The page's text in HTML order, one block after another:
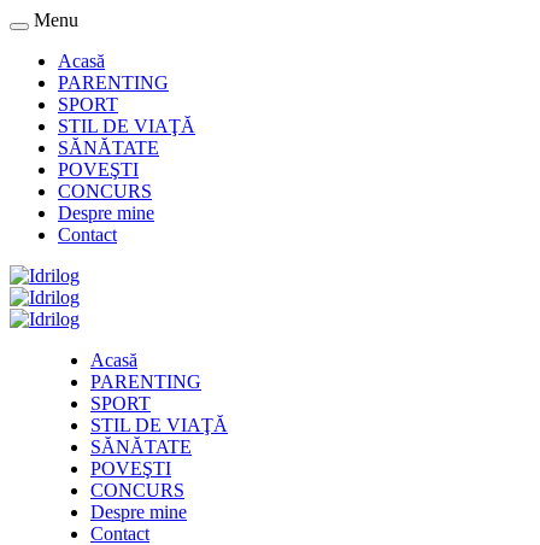
Menu
Acasă
PARENTING
SPORT
STIL DE VIAŢĂ
SĂNĂTATE
POVEŞTI
CONCURS
Despre mine
Contact
Acasă
PARENTING
SPORT
STIL DE VIAŢĂ
SĂNĂTATE
POVEŞTI
CONCURS
Despre mine
Contact